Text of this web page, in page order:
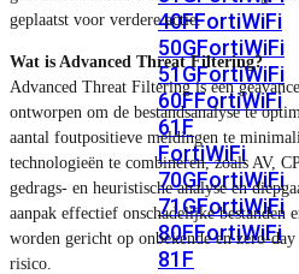
40FFortiWiFi
50GFortiWiFi
51GFortiWiFi
60FFortiWiFi
61F
FortiWiFi
70GFortiWiFi
71GFortiWiFi
80FFortiWiFi
81F
geplaatst voor verdere actie.
Wat is Advanced Threat Filtering?
Advanced Threat Filtering is een
ontworpen om de bestandsanalyse te
aantal foutpositieve meldingen te
technologieën te combineren, zoals AV,
gedrags- en heuristische analyse en
aanpak effectief onschadelijke bestanden
worden gericht op onbekende en zero-
risico.